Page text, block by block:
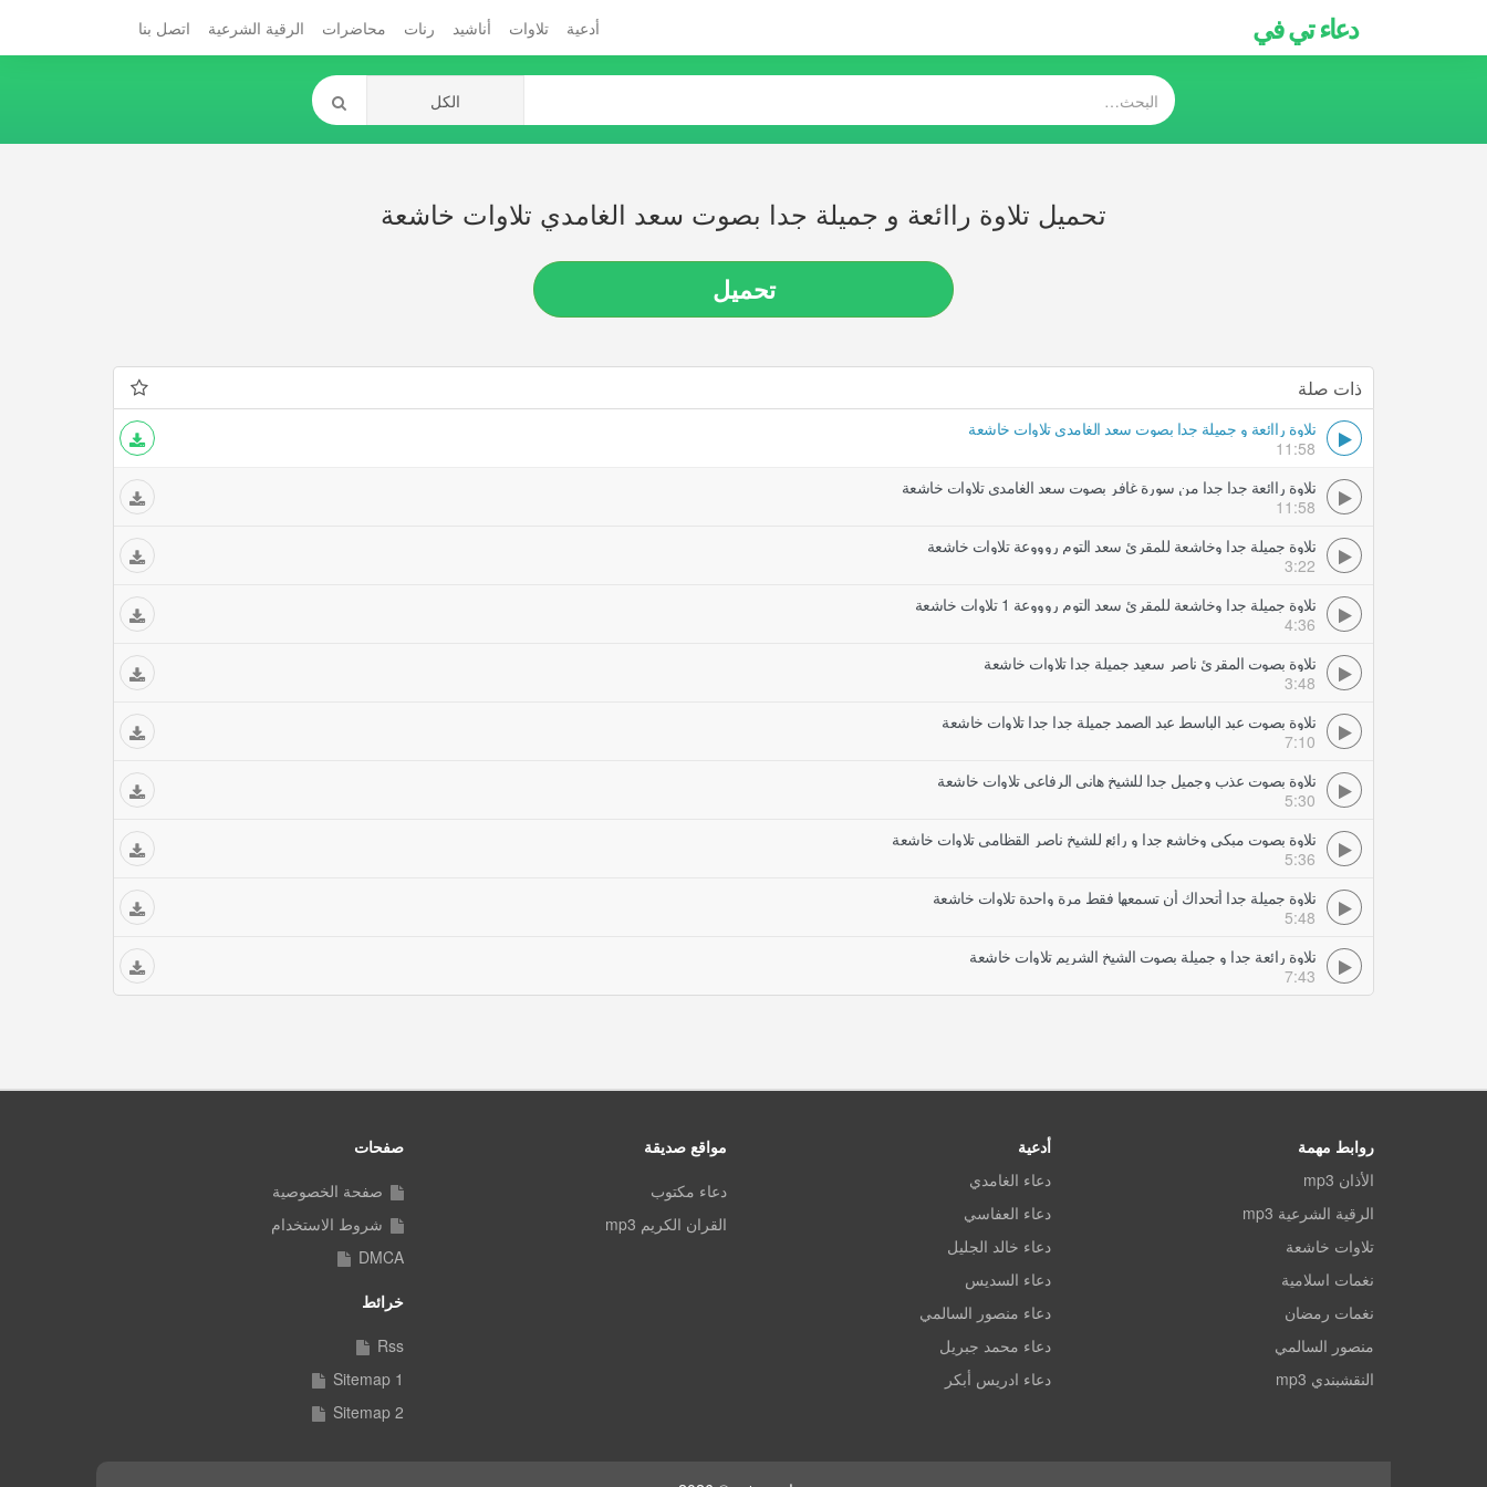
دعاء تي في أدعية تلاوات أناشيد رنات محاضرات الرقية الشرعية اتصل بنا
تحميل تلاوة راائعة و جميلة جدا بصوت سعد الغامدي تلاوات خاشعة
تحميل
ذات صلة
تلاوة راائعة و جميلة جدا بصوت سعد الغامدي تلاوات خاشعة
11:58
تلاوة راائعة جدا جدا من سورة غافر بصوت سعد الغامدي تلاوات خاشعة
11:58
تلاوة جميلة جدا وخاشعة للمقرئ سعد التوم روووعة تلاوات خاشعة
3:22
تلاوة جميلة جدا وخاشعة للمقرئ سعد التوم روووعة 1 تلاوات خاشعة
4:36
تلاوة بصوت المقرئ ناصر سعيد جميلة جدا تلاوات خاشعة
3:48
تلاوة بصوت عبد الباسط عبد الصمد جميلة جدا جدا تلاوات خاشعة
7:10
تلاوة بصوت عذب وجميل جدا للشيخ هاني الرفاعي تلاوات خاشعة
5:30
تلاوة بصوت مبكي وخاشع جدا و رائع للشيخ ناصر القظامي تلاوات خاشعة
5:36
تلاوة جميلة جدا أتحداك أن تسمعها فقط مرة واحدة تلاوات خاشعة
5:48
تلاوة رائعة جدا و جميلة بصوت الشيخ الشريم تلاوات خاشعة
7:43
روابط مهمة
الأذان mp3
الرقية الشرعية mp3
تلاوات خاشعة
نغمات اسلامية
نغمات رمضان
منصور السالمي
النقشبندي mp3
أدعية
دعاء الغامدي
دعاء العفاسي
دعاء خالد الجليل
دعاء السديس
دعاء منصور السالمي
دعاء محمد جبريل
دعاء ادريس أبكر
مواقع صديقة
دعاء مكتوب
القران الكريم mp3
صفحات
صفحة الخصوصية
شروط الاستخدام
DMCA
خرائط
Rss
Sitemap 1
Sitemap 2